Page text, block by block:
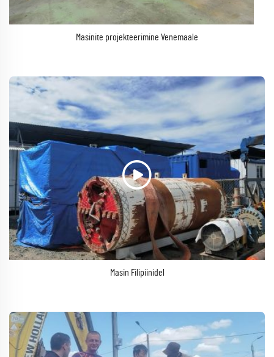
Masinite projekteerimine Venemaale
Masin Filipiinidel